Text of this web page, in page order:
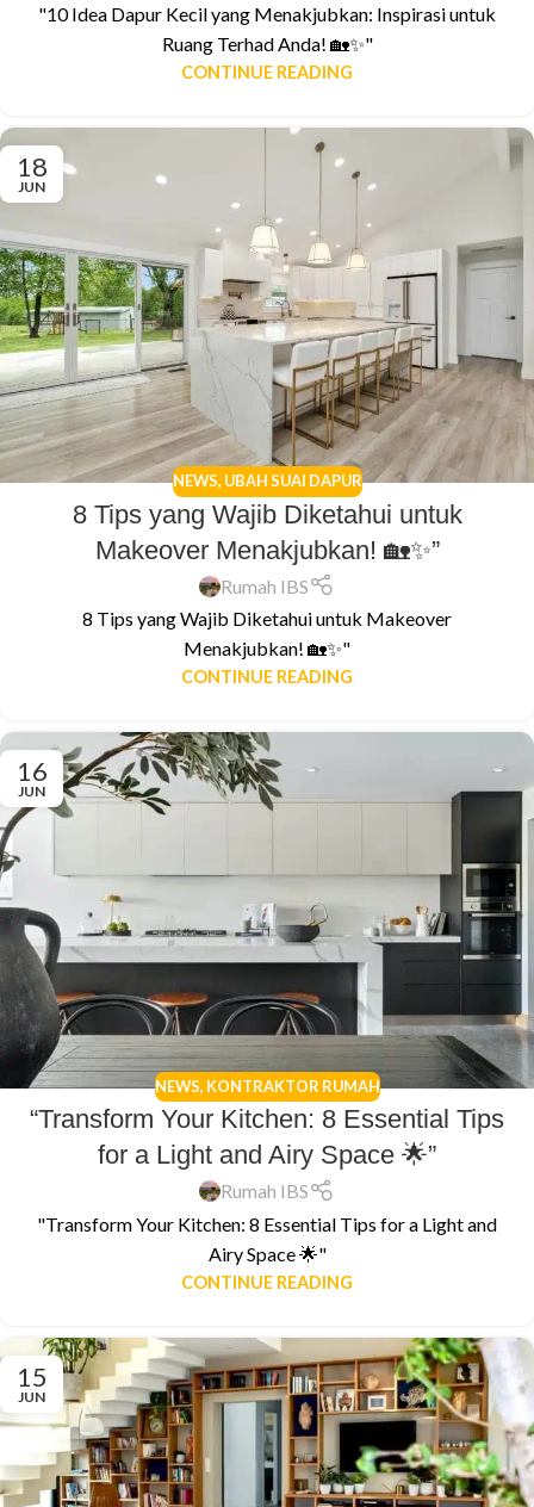
"10 Idea Dapur Kecil yang Menakjubkan: Inspirasi untuk
Ruang Terhad Anda! 🏡✨"
CONTINUE READING
18
JUN
NEWS, UBAH SUAI DAPUR
8 Tips yang Wajib Diketahui untuk
Makeover Menakjubkan! 🏡✨”
Rumah IBS
8 Tips yang Wajib Diketahui untuk Makeover
Menakjubkan! 🏡✨"
CONTINUE READING
16
JUN
NEWS, KONTRAKTOR RUMAH
“Transform Your Kitchen: 8 Essential Tips
for a Light and Airy Space 🌟”
Rumah IBS
"Transform Your Kitchen: 8 Essential Tips for a Light and
Airy Space 🌟"
CONTINUE READING
15
JUN